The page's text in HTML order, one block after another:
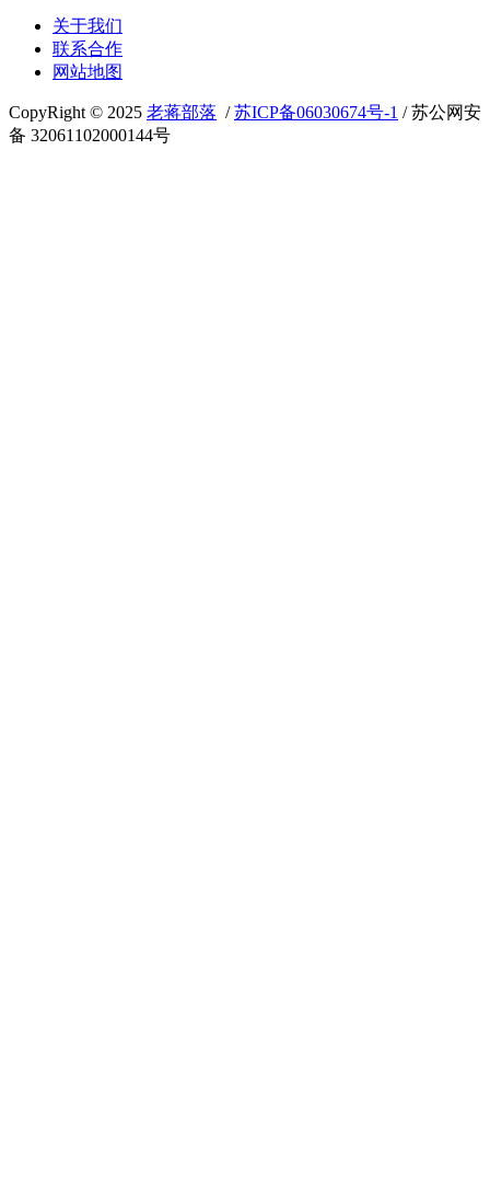
关于我们
联系合作
网站地图
CopyRight © 2025 老蒋部落 /苏ICP备06030674号-1 / 苏公网安
备 32061102000144号